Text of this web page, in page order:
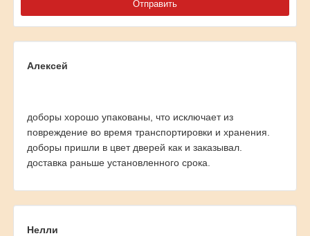
Алексей
доборы хорошо упакованы, что исключает из
повреждение во время транспортировки и хранения.
доборы пришли в цвет дверей как и заказывал.
доставка раньше установленного срока.
Нелли